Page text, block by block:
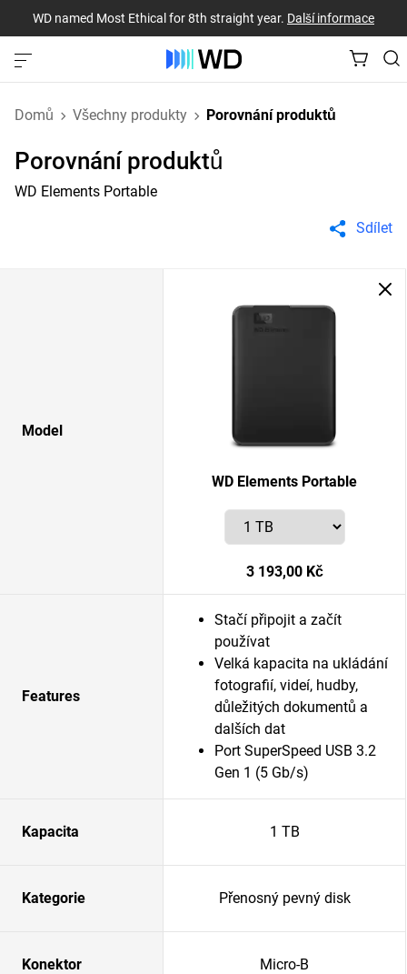
WD named Most Ethical for 8th straight year. Další informace
Domů Všechny produkty Porovnání produktů
Porovnání produktů
WD Elements Portable
Sdílet
Model
WD Elements Portable
3 193,00 Kč
Features
Stačí připojit a začít
používat
Velká kapacita na ukládání
fotografií, videí, hudby,
důležitých dokumentů a
dalších dat
Port SuperSpeed USB 3.2
Gen 1 (5 Gb/s)
Kapacita 1 TB
Kategorie Přenosný pevný disk
Konektor Micro-B